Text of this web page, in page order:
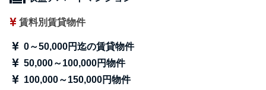
賃料別賃貸物件
0～50,000円迄の賃貸物件
50,000～100,000円物件
100,000～150,000円物件